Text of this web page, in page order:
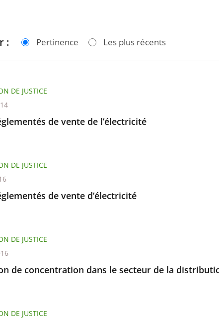
: Pertinence Les plus récents
de vente de l’électricité
DE JUSTICE
de vente d’électricité
DE JUSTICE
de concentration dans le secteur de la
DE JUSTICE
DE JUSTICE